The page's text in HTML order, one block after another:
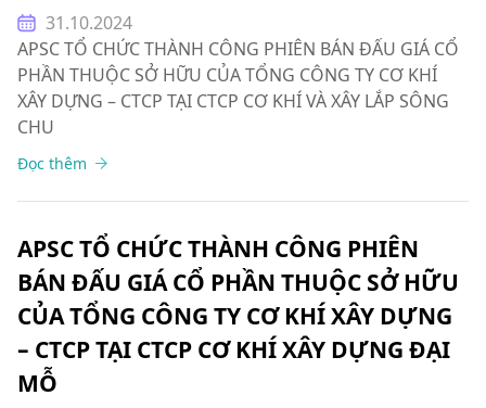
31.10.2024
APSC TỔ CHỨC THÀNH CÔNG PHIÊN BÁN ĐẤU GIÁ CỔ
PHẦN THUỘC SỞ HỮU CỦA TỔNG CÔNG TY CƠ KHÍ
XÂY DỰNG – CTCP TẠI CTCP CƠ KHÍ VÀ XÂY LẮP SÔNG
CHU
Đọc thêm
APSC TỔ CHỨC THÀNH CÔNG PHIÊN
BÁN ĐẤU GIÁ CỔ PHẦN THUỘC SỞ HỮU
CỦA TỔNG CÔNG TY CƠ KHÍ XÂY DỰNG
– CTCP TẠI CTCP CƠ KHÍ XÂY DỰNG ĐẠI
MỖ